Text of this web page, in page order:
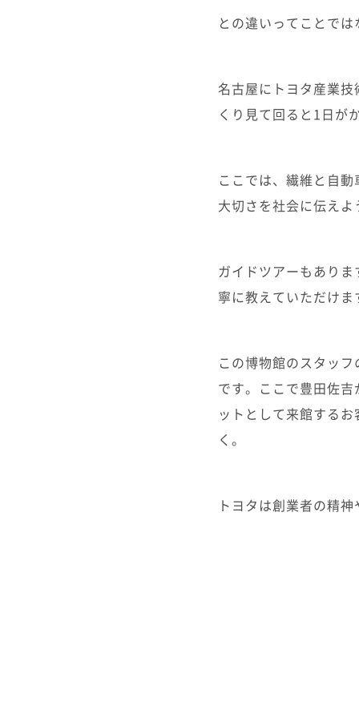
との違いってことで
名古屋にトヨタ産業
くり見て回ると1日が
ここでは、繊維と自
大切さを社会に伝え
ガイドツアーもあり
寧に教えていただけま
この博物館のスタッ
です。ここで豊田佐
ットとして来館する
く。
トヨタは創業者の精